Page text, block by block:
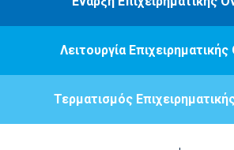
Λειτουργία
Τερματισμός